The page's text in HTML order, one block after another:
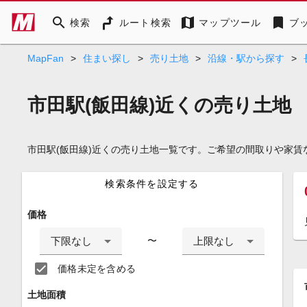
search 検索 ルート検索 map マップツール bookmark ブ
MapFan > 住まい探し > 売り土地 > 沿線・駅から探す >
市田駅(飯田線)近くの売り土地
市田駅(飯田線)近くの売り土地一覧です。ご希望の間取りや家
検索条件を設定する
価格
下限なし 〜 上限なし
価格未定を含める
土地面積